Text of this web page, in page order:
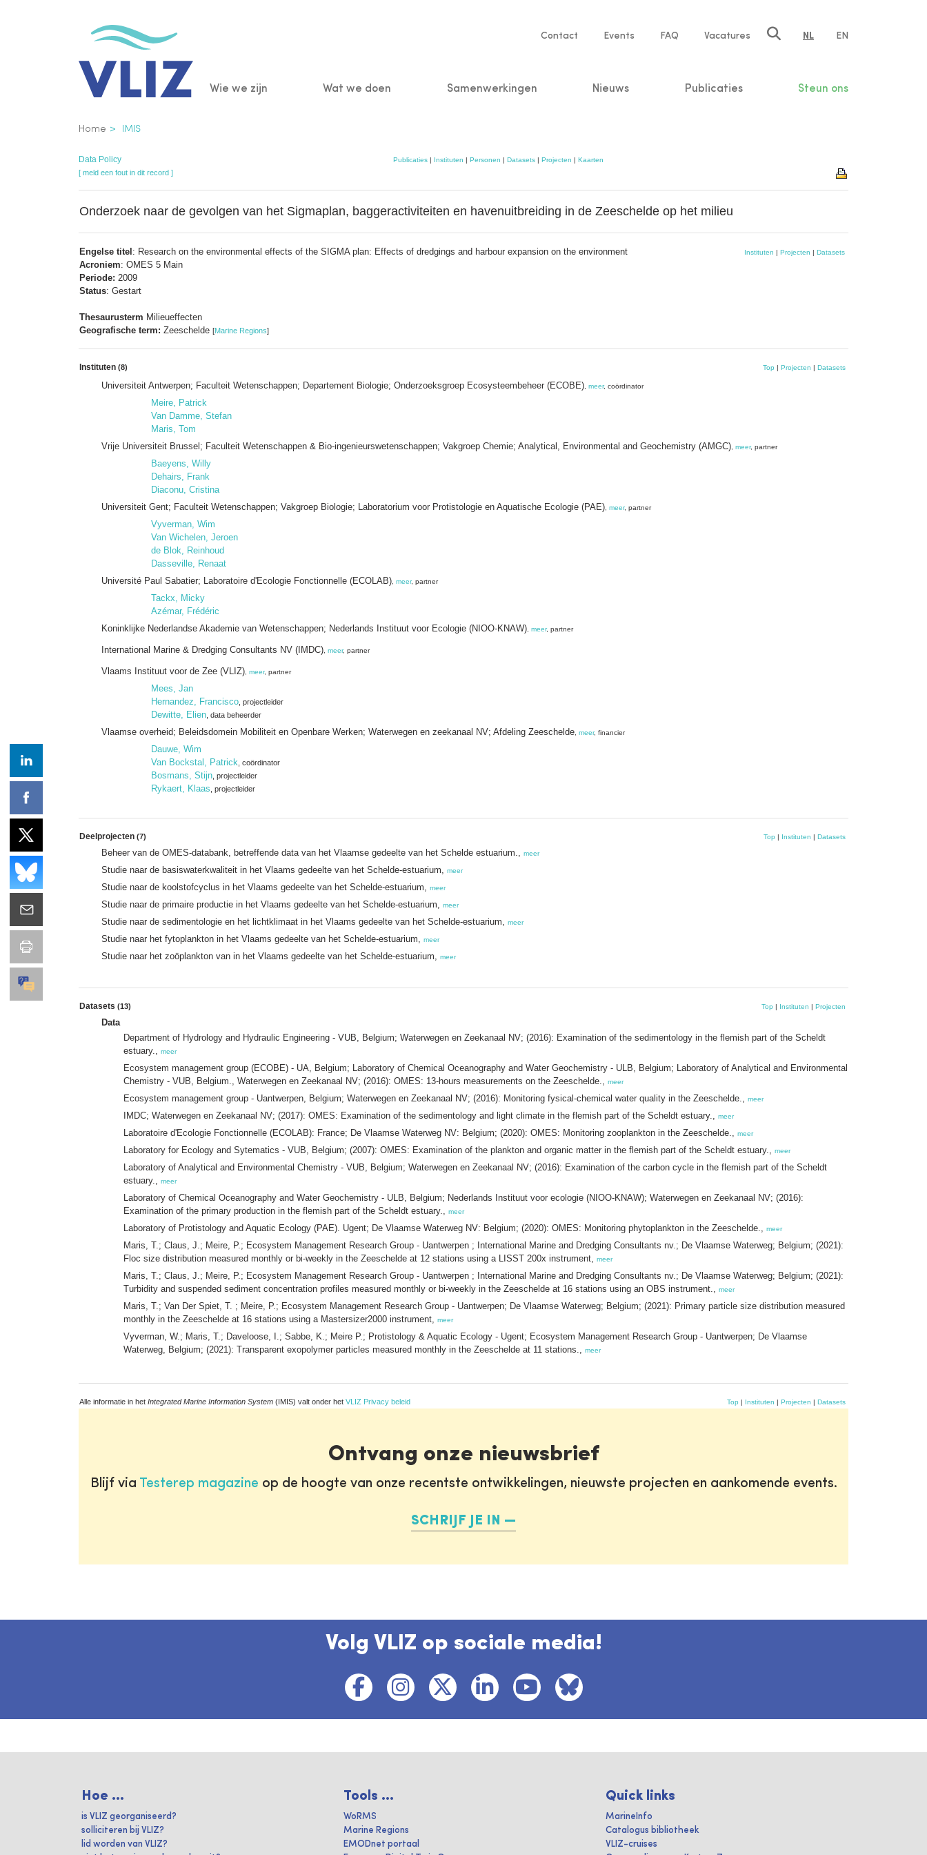
Service
Contact Events FAQ Vacatures NL EN
Main
Wie we zijn Wat we doen Samenwerkingen Nieuws Publicaties Steun ons
Kruimelpad
Home IMIS
Data Policy Publicaties| Instituten | Personen | Datasets| Projecten | Kaarten
[ meld een fout in dit record ]
Onderzoek naar de gevolgen van het Sigmaplan, baggeractiviteiten en havenuitbreiding in de Zeeschelde op het milieu
Engelse titel : Research on the environmental effects of the SIGMA plan: Effects of dredgings and harbour expansion on the environment
Acroniem: OMES 5 Main
Periode: 2009
Status: Gestart
Thesaurusterm Milieueffecten
Geografische term: Zeeschelde [Marine Regions]
Instituten | Projecten | Datasets
Instituten (8) Top | Projecten | Datasets
Universiteit Antwerpen; Faculteit Wetenschappen; Departement Biologie; Onderzoeksgroep Ecosysteembeheer (ECOBE) meer, coördinator
Meire, Patrick
Van Damme, Stefan
Maris, Tom
Vrije Universiteit Brussel; Faculteit Wetenschappen & Bio-ingenieurswetenschappen; Vakgroep Chemie; Analytical, Environmental and Geochemistry (AMGC) meer, partner
Baeyens, Willy
Dehairs, Frank
Diaconu, Cristina
Universiteit Gent; Faculteit Wetenschappen; Vakgroep Biologie; Laboratorium voor Protistologie en Aquatische Ecologie (PAE) meer, partner
Vyverman, Wim
Van Wichelen, Jeroen
de Blok, Reinhoud
Dasseville, Renaat
Université Paul Sabatier; Laboratoire d'Ecologie Fonctionnelle (ECOLAB) meer, partner
Tackx, Micky
Azémar, Frédéric
Koninklijke Nederlandse Akademie van Wetenschappen; Nederlands Instituut voor Ecologie (NIOO-KNAW) meer, partner
International Marine & Dredging Consultants NV (IMDC) meer, partner
Vlaams Instituut voor de Zee (VLIZ) meer, partner
Mees, Jan
Hernandez, Francisco , projectleider
Dewitte, Elien , data beheerder
Vlaamse overheid; Beleidsdomein Mobiliteit en Openbare Werken; Waterwegen en zeekanaal NV; Afdeling Zeeschelde meer, financier
Dauwe, Wim
Van Bockstal, Patrick , coördinator
Bosmans, Stijn , projectleider
Rykaert, Klaas , projectleider
Deelprojecten (7) Top | Instituten | Datasets
Beheer van de OMES-databank, betreffende data van het Vlaamse gedeelte van het Schelde estuarium., meer
Studie naar de basiswaterkwaliteit in het Vlaams gedeelte van het Schelde-estuarium, meer
Studie naar de koolstofcyclus in het Vlaams gedeelte van het Schelde-estuarium, meer
Studie naar de primaire productie in het Vlaams gedeelte van het Schelde-estuarium, meer
Studie naar de sedimentologie en het lichtklimaat in het Vlaams gedeelte van het Schelde-estuarium, meer
Studie naar het fytoplankton in het Vlaams gedeelte van het Schelde-estuarium, meer
Studie naar het zoöplankton van in het Vlaams gedeelte van het Schelde-estuarium, meer
Datasets (13) Top | Instituten | Projecten
Data
Department of Hydrology and Hydraulic Engineering - VUB, Belgium; Waterwegen en Zeekanaal NV; (2016): Examination of the sedimentology in the flemish part of the Scheldt
estuary.,
meer
Ecosystem management group (ECOBE) - UA, Belgium; Laboratory of Chemical Oceanography and Water Geochemistry - ULB, Belgium; Laboratory of Analytical and Environmental
Chemistry - VUB, Belgium., Waterwegen en Zeekanaal NV; (2016): OMES: 13-hours measurements on the Zeeschelde.,
meer
Ecosystem management group - Uantwerpen, Belgium; Waterwegen en Zeekanaal NV; (2016): Monitoring fysical-chemical water quality in the Zeeschelde., meer
IMDC; Waterwegen en Zeekanaal NV; (2017): OMES: Examination of the sedimentology and light climate in the flemish part of the Scheldt estuary., meer
Laboratoire d'Ecologie Fonctionnelle (ECOLAB): France; De Vlaamse Waterweg NV: Belgium; (2020): OMES: Monitoring zooplankton in the Zeeschelde., meer
Laboratory for Ecology and Sytematics - VUB, Belgium; (2007): OMES: Examination of the plankton and organic matter in the flemish part of the Scheldt estuary., meer
Laboratory of Analytical and Environmental Chemistry - VUB, Belgium; Waterwegen en Zeekanaal NV; (2016): Examination of the carbon cycle in the flemish part of the Scheldt
estuary.,
meer
Laboratory of Chemical Oceanography and Water Geochemistry - ULB, Belgium; Nederlands Instituut voor ecologie (NIOO-KNAW); Waterwegen en Zeekanaal NV; (2016):
Examination of the primary production in the flemish part of the Scheldt estuary.,
meer
Laboratory of Protistology and Aquatic Ecology (PAE). Ugent; De Vlaamse Waterweg NV: Belgium; (2020): OMES: Monitoring phytoplankton in the Zeeschelde., meer
Maris, T.; Claus, J.; Meire, P.; Ecosystem Management Research Group - Uantwerpen ; International Marine and Dredging Consultants nv.; De Vlaamse Waterweg; Belgium; (2021):
Floc size distribution measured monthly or bi-weekly in the Zeeschelde at 12 stations using a LISST 200x instrument,
meer
Maris, T.; Claus, J.; Meire, P.; Ecosystem Management Research Group - Uantwerpen ; International Marine and Dredging Consultants nv.; De Vlaamse Waterweg; Belgium; (2021):
Turbidity and suspended sediment concentration profiles measured monthly or bi-weekly in the Zeeschelde at 16 stations using an OBS instrument.,
meer
Maris, T.; Van Der Spiet, T. ; Meire, P.; Ecosystem Management Research Group - Uantwerpen; De Vlaamse Waterweg; Belgium; (2021): Primary particle size distribution measured
monthly in the Zeeschelde at 16 stations using a Mastersizer2000 instrument,
meer
Vyverman, W.; Maris, T.; Daveloose, I.; Sabbe, K.; Meire P.; Protistology & Aquatic Ecology - Ugent; Ecosystem Management Research Group - Uantwerpen; De Vlaamse
Waterweg, Belgium; (2021): Transparent exopolymer particles measured monthly in the Zeeschelde at 11 stations.,
meer
Alle informatie in het Integrated Marine Information System (IMIS) valt onder het VLIZ Privacy beleid Top | Instituten | Projecten | Datasets
Ontvang onze nieuwsbrief
Blijf via Testerep magazine op de hoogte van onze recentste ontwikkelingen, nieuwste projecten en aankomende events.
SCHRIJF JE IN
Volg VLIZ op sociale media!
Hoe ...
is VLIZ georganiseerd?
solliciteren bij VLIZ?
lid worden van VLIZ?
Tools ...
WoRMS
Marine Regions
EMODnet portaal
Quick links
MarineInfo
Catalogus bibliotheek
VLIZ-cruises